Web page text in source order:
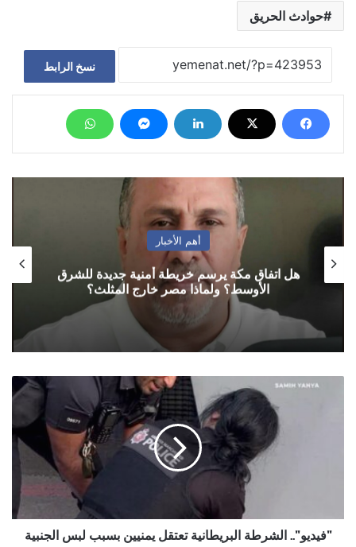
حوادث الحريق
نسخ الرابط
أهم الأخبار
هل اتفاق مكة يرسم خريطة أمنية جديدة للشرق
الأوسط؟ ولماذا مصر خارج المثلث؟
"فيديو"..
"فيديو".. الشرطة البريطانية تعتقل يمنيين بسبب لبس الجنبية